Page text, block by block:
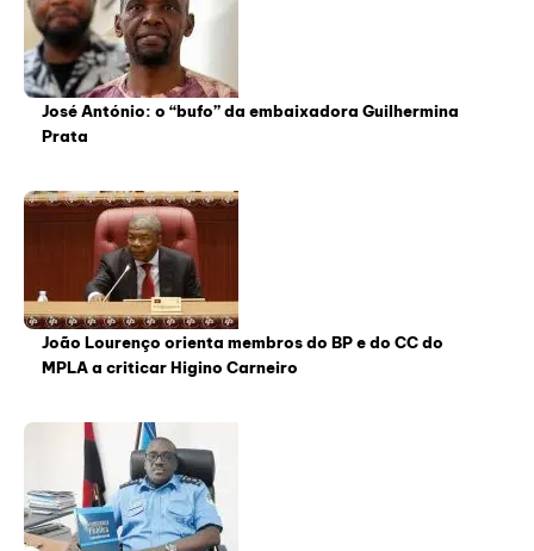
José António: o “bufo” da embaixadora Guilhermina
Prata
João Lourenço orienta membros do BP e do CC do
MPLA a criticar Higino Carneiro